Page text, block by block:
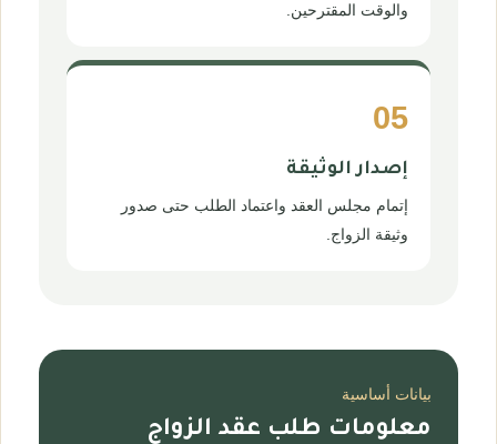
والوقت المقترحين.
05
إصدار الوثيقة
إتمام مجلس العقد واعتماد الطلب حتى صدور
وثيقة الزواج.
بيانات أساسية
معلومات طلب عقد الزواج